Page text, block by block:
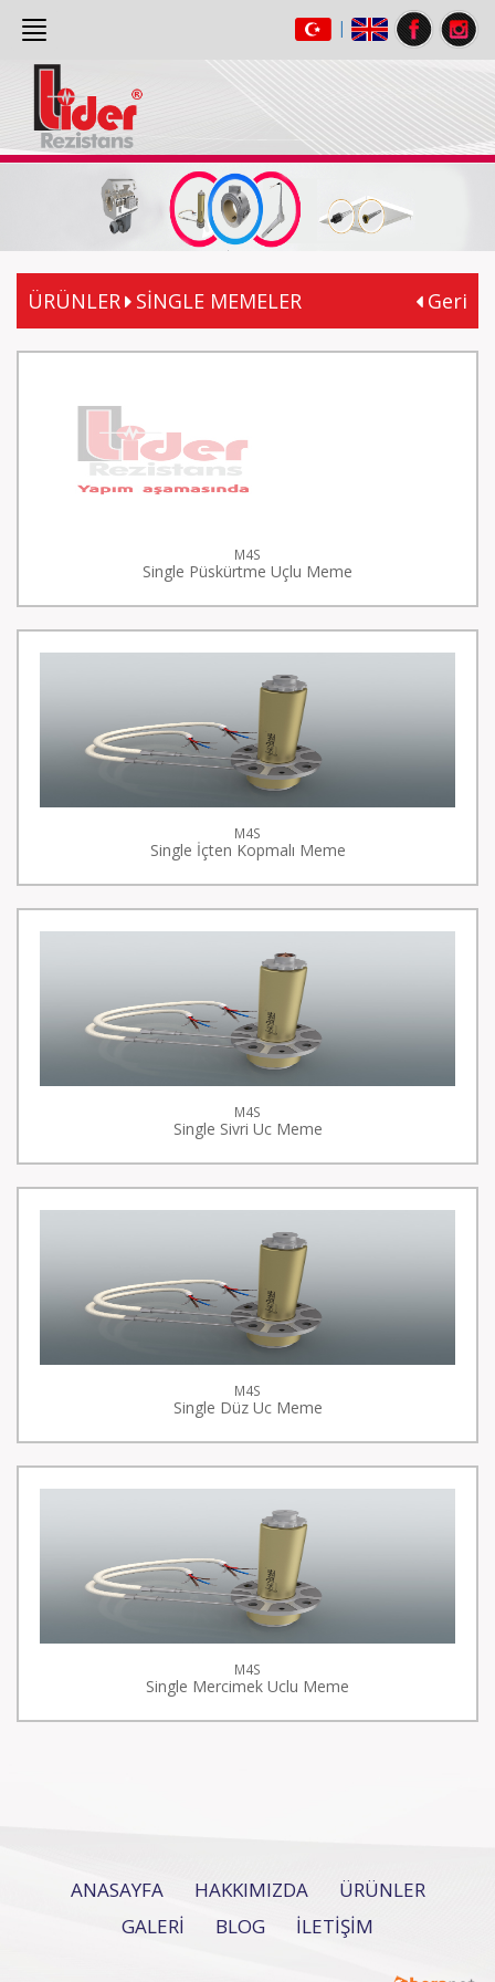
|
ANASAYFA
(current)
HAKKIMIZDA
ÜRÜNLER SİNGLE MEMELER Geri
M4S
Single Püskürtme Uçlu Meme
M4S
Single İçten Kopmalı Meme
M4S
Single Sivri Uc Meme
M4S
Single Düz Uc Meme
M4S
Single Mercimek Uclu Meme
ANASAYFA HAKKIMIZDA
ÜRÜNLER
GALERİ
BLOG İLETİŞİM